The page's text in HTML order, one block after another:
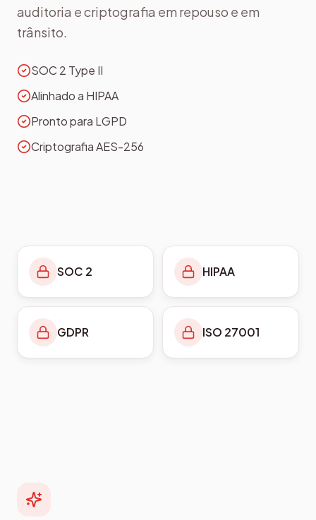
auditoria e criptografia em repouso e em
trânsito.
SOC 2 Type II
Alinhado a HIPAA
Pronto para LGPD
Criptografia AES-256
SOC 2 HIPAA
GDPR ISO 27001